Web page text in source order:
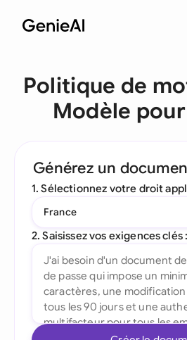
Politique de
Modèle pour
Générez un
1. Sélectionnez votre droit
France
2. Saisissez vos exigences clés :